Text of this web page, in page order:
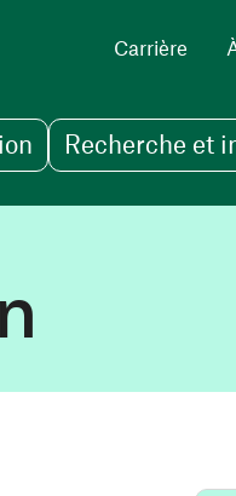
Carrière
Recherche et